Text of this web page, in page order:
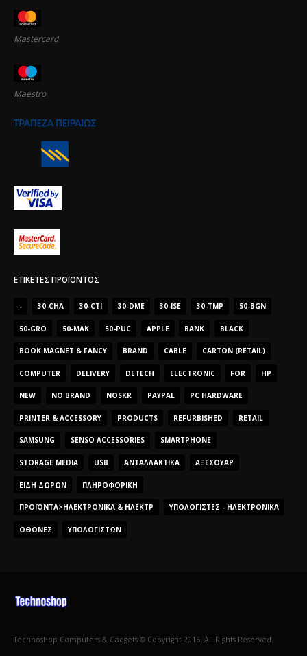
Mastercard
Maestro
ΕΤΙΚΈΤΕΣ ΠΡΟΪΌΝΤΟΣ
- 30-CHA 30-CTI 30-DME 30-ISE 30-TMP 50-BGN
50-GRO 50-MAK 50-PUC APPLE BANK BLACK
BOOK MAGNET & FANCY BRAND CABLE CARTON (RETAIL)
COMPUTER DELIVERY DETECH ELECTRONIC FOR HP
NEW NO BRAND NOSKR PAYPAL PC HARDWARE
PRINTER & ACCESSORY PRODUCTS REFURBISHED RETAIL
SAMSUNG SENSO ACCESSORIES SMARTPHONE
STORAGE MEDIA USB ΑΝΤΑΛΛΑΚΤΙΚΆ ΑΞΕΣΟΥΆΡ
ΕΊΔΗ ΔΏΡΩΝ ΠΛΗΡΟΦΟΡΙΚΉ
ΠΡΟΪΌΝΤΑ>ΗΛΕΚΤΡΟΝΙΚΆ & ΗΛΕΚΤΡ ΥΠΟΛΟΓΙΣΤΈΣ - ΗΛΕΚΤΡΟΝΙΚΆ
ΟΘΌΝΕΣ ΥΠΟΛΟΓΙΣΤΏΝ
Technoshop Computers & Gadgets © Copyright 2016. All Rights Reserved.